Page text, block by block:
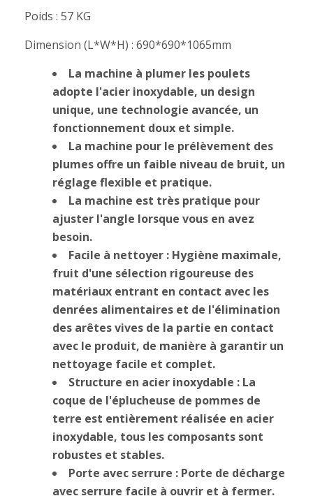
Poids : 57 KG
Dimension (L*W*H) : 690*690*1065mm
La machine à plumer les poulets
adopte l'acier inoxydable, un design
unique, une technologie avancée, un
fonctionnement doux et simple.
La machine pour le prélèvement des
plumes offre un faible niveau de bruit, un
réglage flexible et pratique.
La machine est très pratique pour
ajuster l'angle lorsque vous en avez
besoin.
Facile à nettoyer : Hygiène maximale,
fruit d'une sélection rigoureuse des
matériaux entrant en contact avec les
denrées alimentaires et de l'élimination
des arêtes vives de la partie en contact
avec le produit, de manière à garantir un
nettoyage facile et complet.
Structure en acier inoxydable : La
coque de l'éplucheuse de pommes de
terre est entièrement réalisée en acier
inoxydable, tous les composants sont
robustes et stables.
Porte avec serrure : Porte de décharge
avec serrure facile à ouvrir et à fermer.